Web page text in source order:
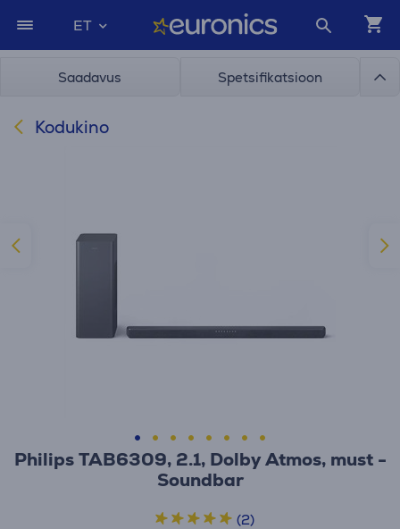
ET
Saadavus Spetsifikatsioon
Kodukino
Philips TAB6309, 2.1, Dolby Atmos, must -
Soundbar
(2)